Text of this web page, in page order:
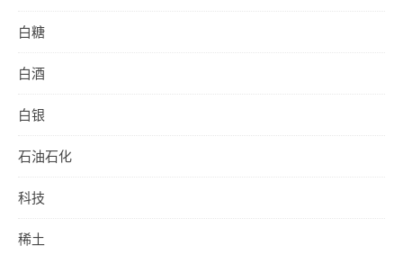
白糖
白酒
白银
石油石化
科技
稀土